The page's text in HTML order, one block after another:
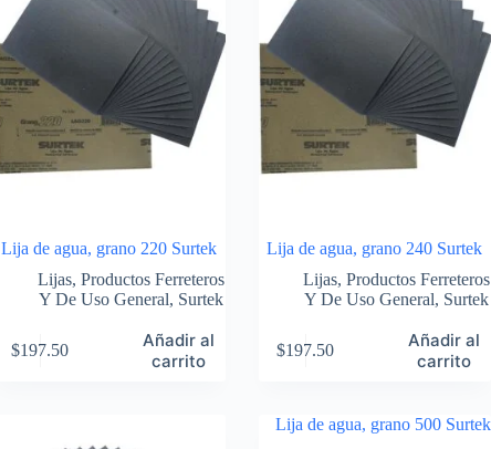
Lija de agua, grano 220 Surtek
Lijas,Productos Ferreteros
Y De Uso General, Surtek
$197.50
Añadir al
carrito
Lija de agua, grano 240 Surtek
Lijas,Productos Ferreteros
Y De Uso General, Surtek
$197.50
Añadir al
carrito